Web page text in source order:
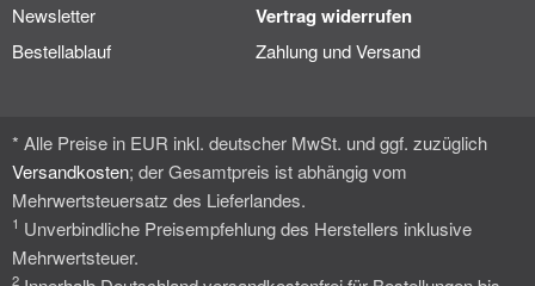
Newsletter
Vertrag widerrufen
Bestellablauf Zahlung und Versand
* Alle Preise in EUR inkl. deutscher MwSt. und ggf. zuzüglich
Versandkosten; der Gesamtpreis ist abhängig vom
Mehrwertsteuersatz des Lieferlandes.
1 Unverbindliche Preisempfehlung des Herstellers inklusive
Mehrwertsteuer.
2